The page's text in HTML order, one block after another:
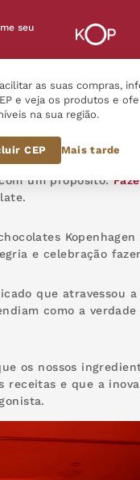
seu
as suas compras,
e veja os produtos e
na sua região.
CEP Mais tarde
com um propósito:
e celebração
que atravessou
como a verdade
os nossos
e que a